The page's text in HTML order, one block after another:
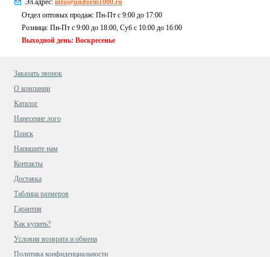
Эл.адрес:info@uniform1000.ru
Отдел оптовых продаж: Пн-Пт с 9:00 до 17:00
Розница: Пн-Пт с 9:00 до 18:00, Суб c 10:00 до 16:00
Выходной день: Воскресенье
Заказать звонок
О компании
Каталог
Нанесение лого
Поиск
Напишите нам
Контакты
Доставка
Таблица размеров
Гарантия
Как купить?
Условия возврата и обмена
Политика конфиденциальности